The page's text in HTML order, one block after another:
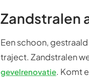
Zandstralen
Een schoon,
traject. Zandstralen
gevelrenovatie. Komt